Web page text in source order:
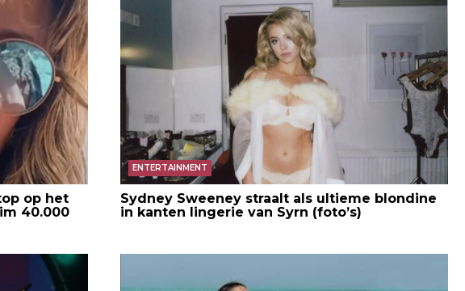
op het
40.000
ENTERTAINMENT
Sydney Sweeney straalt als ultieme blondine
in kanten lingerie van Syrn (foto’s)